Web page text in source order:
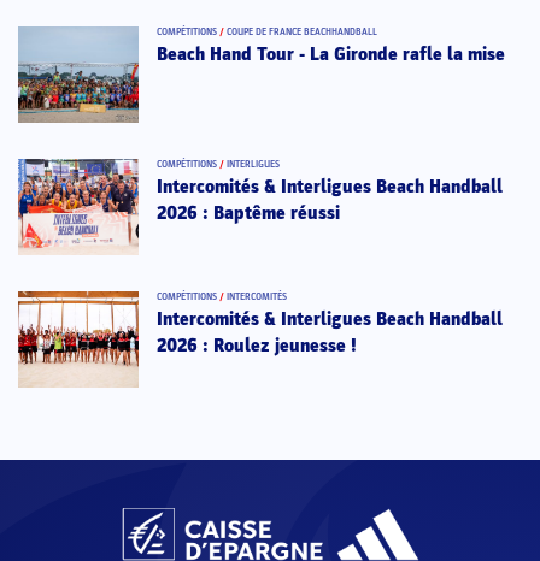
COMPÉTITIONS / COUPE DE FRANCE BEACHHANDBALL
Beach Hand Tour - La Gironde rafle la mise
COMPÉTITIONS / INTERLIGUES
Intercomités & Interligues Beach Handball
2026 : Baptême réussi
COMPÉTITIONS / INTERCOMITÉS
Intercomités & Interligues Beach Handball
2026 : Roulez jeunesse !